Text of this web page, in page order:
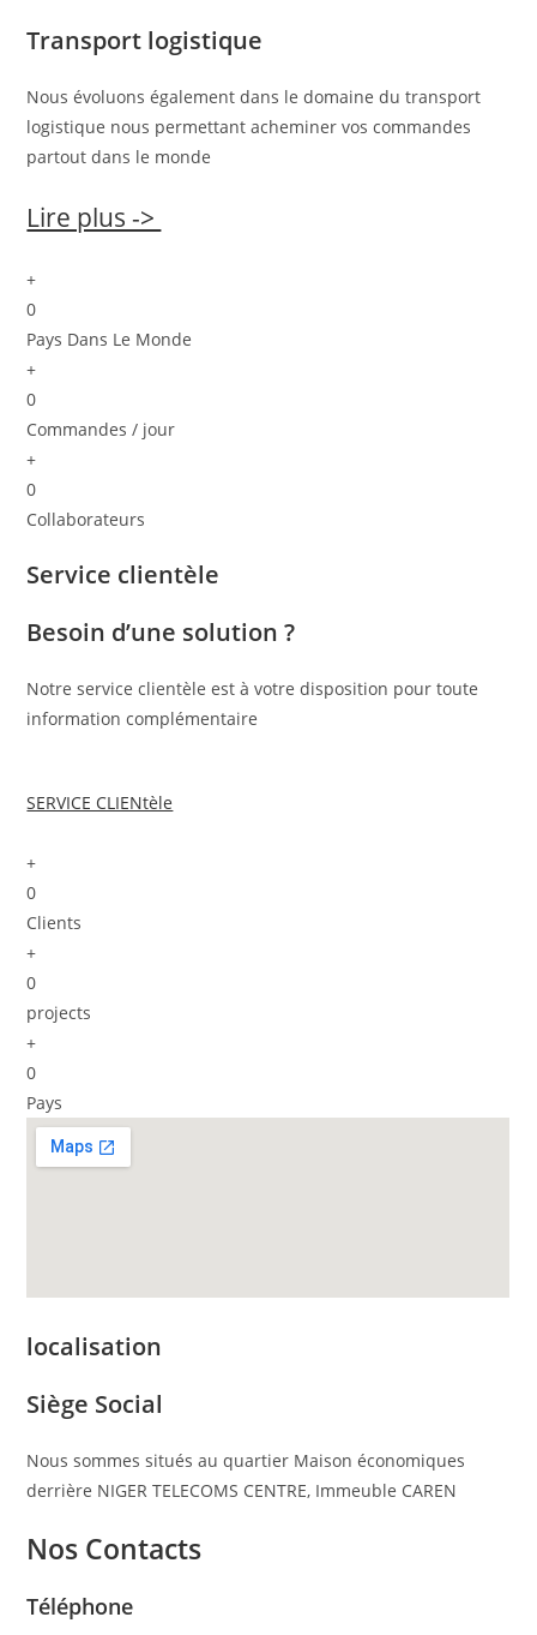
Transport logistique
Nous évoluons également dans le domaine du transport
logistique nous permettant acheminer vos commandes
partout dans le monde
Lire plus ->
+
0
Pays Dans Le Monde
+
0
Commandes / jour
+
0
Collaborateurs
Service clientèle
Besoin d’une solution ?
Notre service clientèle est à votre disposition pour toute
information complémentaire
SERVICE CLIENtèle
+
0
Clients
+
0
projects
+
0
Pays
localisation
Siège Social
Nous sommes situés au quartier Maison économiques
derrière NIGER TELECOMS CENTRE, Immeuble CAREN
Nos Contacts
Téléphone